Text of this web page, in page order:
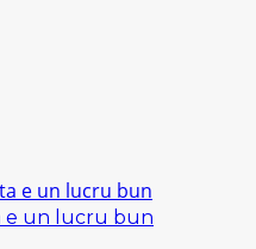
e un lucru bun